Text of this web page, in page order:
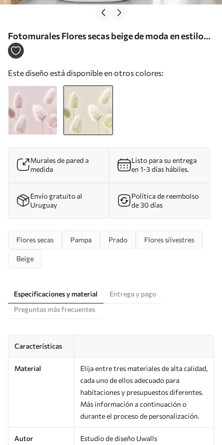
Fotomurales Flores secas beige de moda en estilo
boho Nr. u98432v1
Este diseño está disponible en otros colores:
Murales de pared a
medida
Listo para su entrega
en 1-3 días hábiles.
Envío gratuito al
Uruguay
Política de reembolso
de 30 días
Flores secas Pampa Prado Flores silvestres
Beige
Especificaciones y material
Entrega y pago
Preguntas más frecuentes
Características
Material
Elija entre tres materiales de alta calidad,
cada uno de ellos adecuado para
habitaciones y presupuestos diferentes.
Más información a continuación o
durante el proceso de personalización.
Autor Estudio de diseño Uwalls